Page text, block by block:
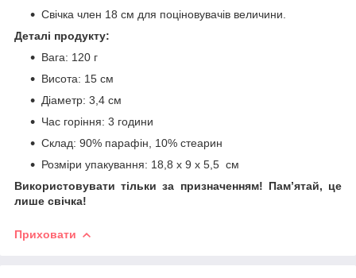
Свічка член 18 см для поціновувачів величини.
Деталі продукту:
Вага: 120 г
Висота: 15 см
Діаметр: 3,4 см
Час горіння: 3 години
Склад: 90% парафін, 10% стеарин
Розміри упакування: 18,8 x 9 x 5,5 см
Використовувати тільки за призначенням! Пам’ятай, це
лише свічка!
Приховати